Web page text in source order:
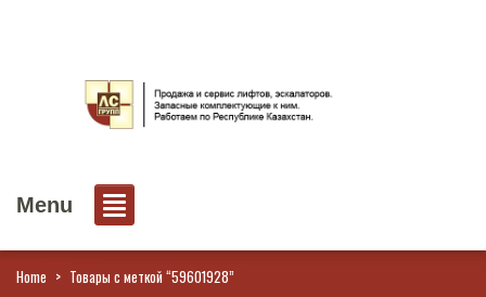
Menu
Home > Товары с меткой “59601928”